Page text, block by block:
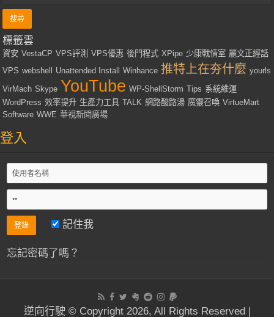
標籤雲
資安 VestaCP VPS評測 VPS優惠 後門程式 XPipe 少康戰情室 麗文正經話
VPS webshell Unattended Install Winhance 推特上在夯什麼 yourls
VirMach Skype YouTube WP-ShellStorm Tips 系統維運
WordPress 效率提升 生產力工具 TALK 網路酸路湯 魔靈召喚 VirtueMart
Software WWE 華視新聞廣場
登入
記住我
忘記密碼了嗎？
逆向行駛 © Copyright 2026, All Rights Reserved |